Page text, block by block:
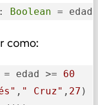
: Boolean =
como:
= edad >= 60
, " Cruz" , 27 )